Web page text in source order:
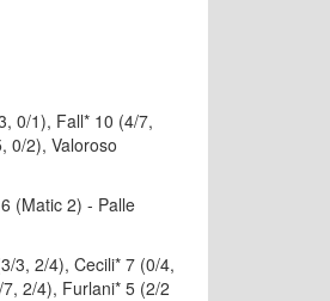
0/1), Fall* 10 (4/7,
0/2), Valoroso
(Matic 2) - Palle
3, 2/4), Cecili* 7 (0/4,
2/4), Furlani* 5 (2/2